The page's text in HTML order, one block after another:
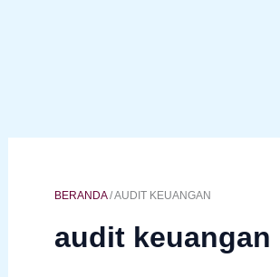
BERANDA/AUDIT KEUANGAN
audit keuangan